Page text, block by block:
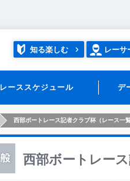
知る楽しむ レーサ
レーススケジュール デ
西部ボートレース記者クラブ杯（レース一
西部ボートレー